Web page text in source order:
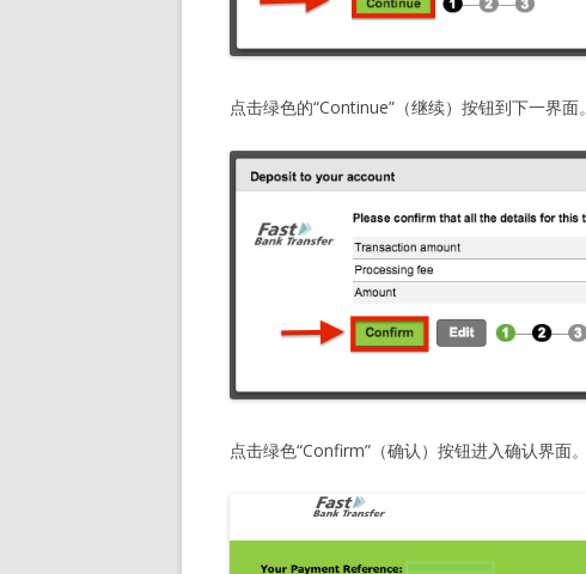
点击绿色的“Continue”（继续）按钮到下一界面。
点击绿色“Confirm”（确认）按钮进入确认界面。